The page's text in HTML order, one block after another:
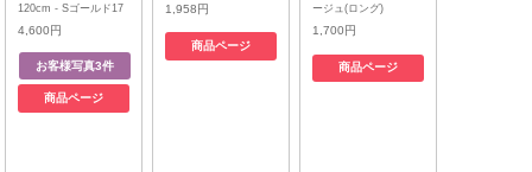
120cm - Sゴールド17
4,600円
商品ページ
1,958円
商品ページ
ージュ(ロング)
1,700円
商品ページ